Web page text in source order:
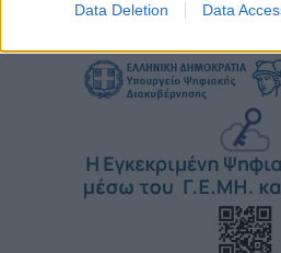
Data Deletion Data